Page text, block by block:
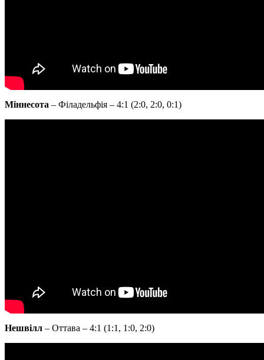
Міннесота – Філадельфія – 4:1 (2:0, 2:0, 0:1)
Нешвілл – Оттава – 4:1 (1:1, 1:0, 2:0)